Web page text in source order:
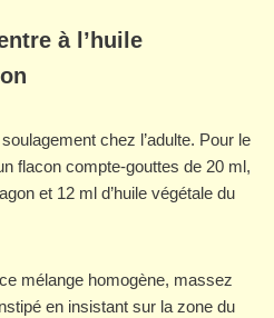
à l’huile
chez l’adulte. Pour le
flacon compte-gouttes de 20 ml,
et 12 ml d’huile végétale du
mélange homogène, massez
en insistant sur la zone du